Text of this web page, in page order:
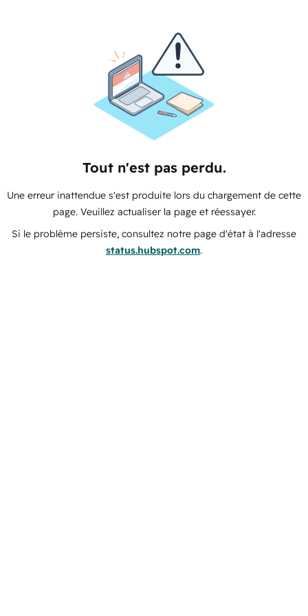
Tout n'est pas perdu.
Une erreur inattendue s'est produite lors du chargement de cette
page. Veuillez actualiser la page et réessayer.
Si le problème persiste, consultez notre page d'état à l'adresse
status.hubspot.com.